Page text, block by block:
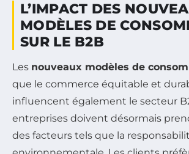
L’IMPACT DES
MODÈLES DE
SUR LE B2B
Les nouveaux modèles de
que le commerce équitable et
influencent également le secteur
entreprises doivent désormais
des facteurs tels que la